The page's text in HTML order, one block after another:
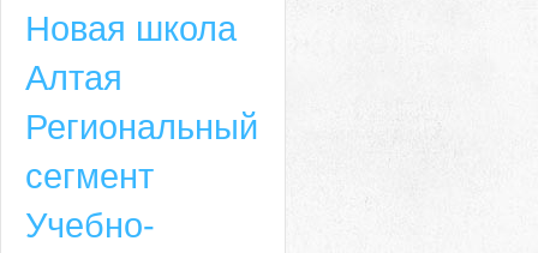
Новая школа
Алтая
Региональный
сегмент
Учебно-